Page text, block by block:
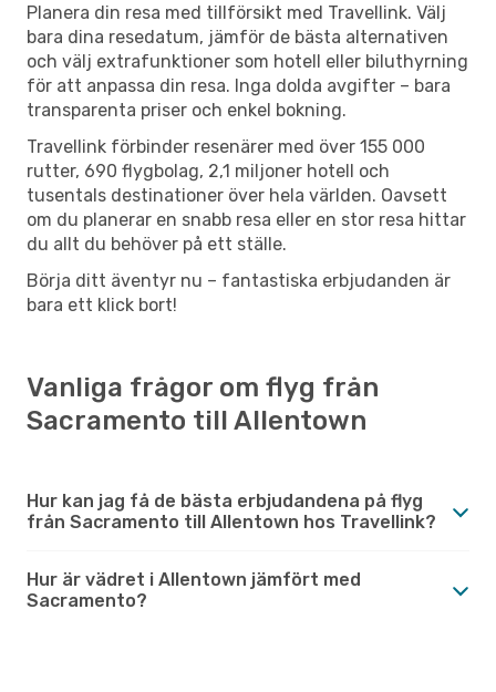
Planera din resa med tillförsikt med Travellink. Välj
bara dina resedatum, jämför de bästa alternativen
och välj extrafunktioner som hotell eller biluthyrning
för att anpassa din resa. Inga dolda avgifter – bara
transparenta priser och enkel bokning.
Travellink förbinder resenärer med över 155 000
rutter, 690 flygbolag, 2,1 miljoner hotell och
tusentals destinationer över hela världen. Oavsett
om du planerar en snabb resa eller en stor resa hittar
du allt du behöver på ett ställe.
Börja ditt äventyr nu – fantastiska erbjudanden är
bara ett klick bort!
Vanliga frågor om flyg från
Sacramento till Allentown
Hur kan jag få de bästa erbjudandena på flyg
från Sacramento till Allentown hos Travellink?
Hur är vädret i Allentown jämfört med
Sacramento?